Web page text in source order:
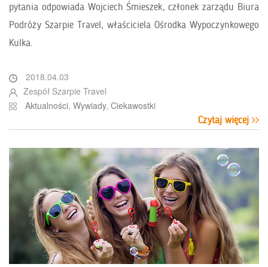
pytania odpowiada Wojciech Śmieszek, członek zarządu Biura
Podróży Szarpie Travel, właściciela Ośrodka Wypoczynkowego
Kulka.
2018.04.03
Zespół Szarpie Travel
Aktualności, Wywiady, Ciekawostki
Czytaj więcej